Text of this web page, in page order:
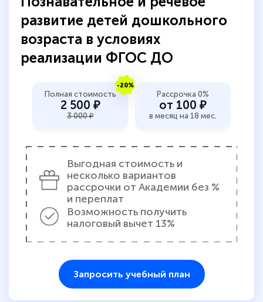
количество тематической литературы,
пособий и учебников доступно на время
прохождения курса, удобная система
аттестации, проблем не возникло ни на
развитие детей дошкольного
возраста в условиях
реализации ФГОС ДО
-20%
Полная стоимость
2 500 ₽
3 000 ₽
Рассрочка 0%
от 100 ₽
в месяц на 18 мес.
Выгодная стоимость и
несколько вариантов
рассрочки от Академии без %
и переплат
Возможность получить
налоговый вычет 13%
Запросить учебный план